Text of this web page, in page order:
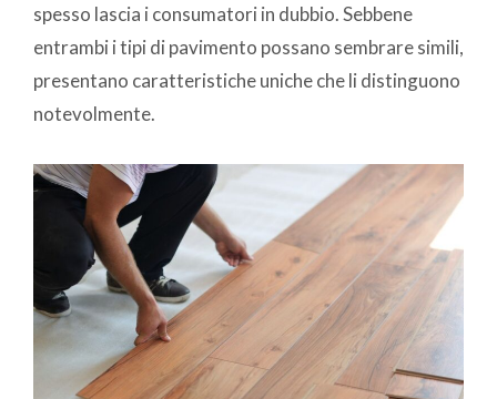
spesso lascia i consumatori in dubbio. Sebbene
entrambi i tipi di pavimento possano sembrare simili,
presentano caratteristiche uniche che li distinguono
notevolmente.